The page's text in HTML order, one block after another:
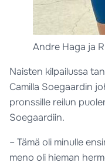
Andre Haga ja
Naisten kilpailussa
Camilla Soegaardin
pronssille reilun
Soegaardiin.
– Tämä oli minulle
meno oli hieman